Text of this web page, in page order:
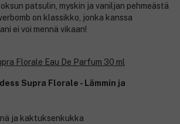
patsulin, myskin ja vaniljan pehmeästä
on klassikko, jonka kanssa
ei voi mennä vikaan!
Supra Florale - Lämmin ja
ja kaktuksenkukka